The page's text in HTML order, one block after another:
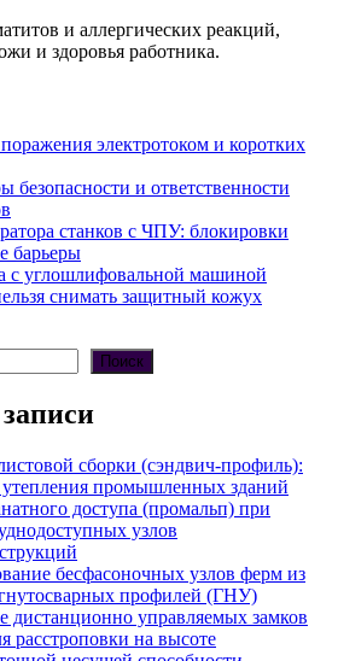
и аллергических реакций,
и здоровья работника.
электротоком и коротких
безопасности и ответственности
станков с ЧПУ: блокировки
барьеры
с углошлифовальной машиной
снимать защитный кожух
Поиск
сборки (сэндвич-профиль):
утепления промышленных зданий
доступа (промальп) при
узлов
бесфасоночных узлов ферм из
профилей (ГНУ)
дистанционно управляемых замков
расстроповки на высоте